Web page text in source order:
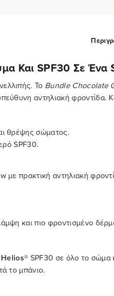
Και SPF30 Σε Ένα
Το Bundle Chocolate
αντηλιακή φροντίδα.
θρέψης σώματος.
SPF30.
πρακτική αντηλιακή
και πιο φροντισμένο
SPF30 σε όλο το σώμα
το μπάνιο.